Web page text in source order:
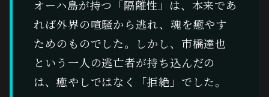
オーハ島が持つ「隔離性」は、本来であ
れば外界の喧騒から逃れ、魂を癒やす
ためのものでした。しかし、市橋達也
という一人の逃亡者が持ち込んだの
は、癒やしではなく「拒絶」でした。